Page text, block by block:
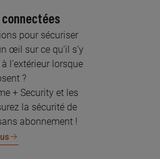
connectées
pour sécuriser
œil sur ce qu’il s’y
l’extérieur lorsque
?
+ Security et les
la sécurité de
abonnement !